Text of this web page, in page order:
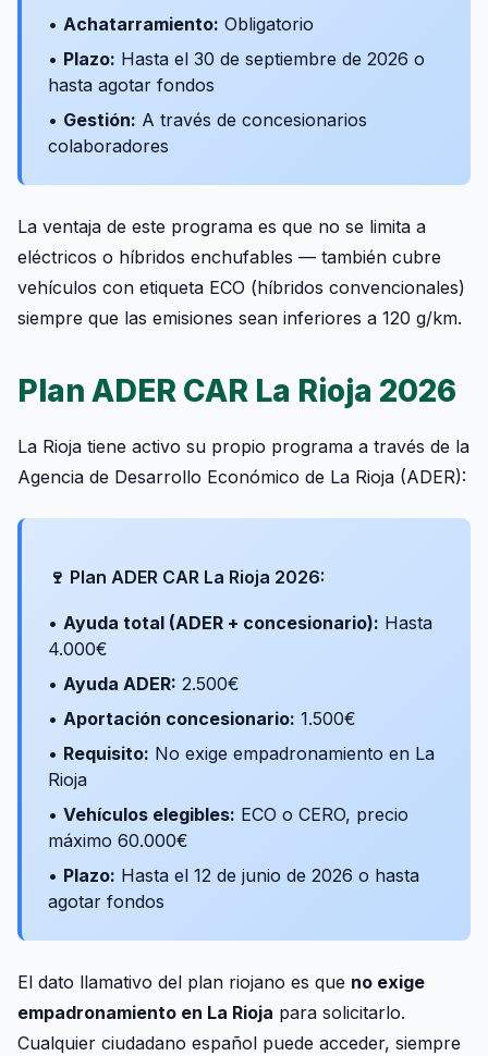
• Achatarramiento: Obligatorio
• Plazo: Hasta el 30 de septiembre de 2026 o
hasta agotar fondos
• Gestión: A través de concesionarios
colaboradores
La ventaja de este programa es que no se limita a
eléctricos o híbridos enchufables — también cubre
vehículos con etiqueta ECO (híbridos convencionales)
siempre que las emisiones sean inferiores a 120 g/km.
Plan ADER CAR La Rioja 2026
La Rioja tiene activo su propio programa a través de la
Agencia de Desarrollo Económico de La Rioja (ADER):
🍷 Plan ADER CAR La Rioja 2026:
• Ayuda total (ADER + concesionario): Hasta
4.000€
• Ayuda ADER: 2.500€
• Aportación concesionario: 1.500€
• Requisito: No exige empadronamiento en La
Rioja
• Vehículos elegibles: ECO o CERO, precio
máximo 60.000€
• Plazo: Hasta el 12 de junio de 2026 o hasta
agotar fondos
El dato llamativo del plan riojano es que no exige
empadronamiento en La Rioja para solicitarlo.
Cualquier ciudadano español puede acceder, siempre